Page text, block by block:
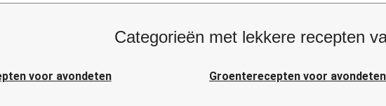
Categorieën met lekkere recepten
voor avondeten Groenterecepten voor avondeten